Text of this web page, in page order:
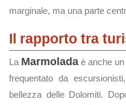
marginale, ma una parte
Il rapporto tra
La Marmolada è anche
frequentato da
bellezza delle Dolomiti.